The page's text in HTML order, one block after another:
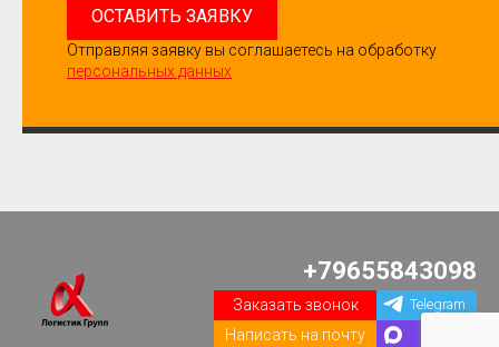
ОСТАВИТЬ ЗАЯВКУ
Отправляя заявку вы соглашаетесь на обработку
персональных данных
+79655843098
Заказать звонок
Написать на почту
Telegram